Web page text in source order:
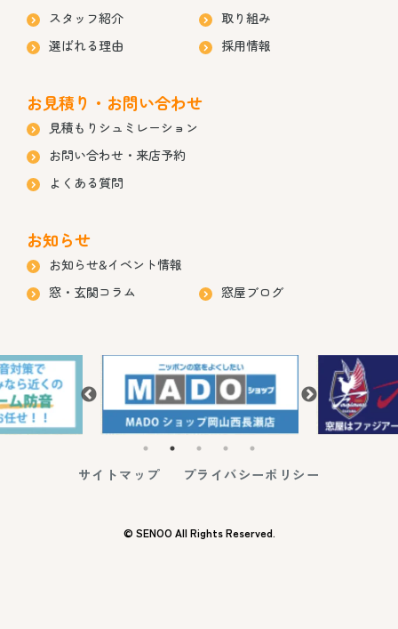
スタッフ紹介
取り組み
選ばれる理由
採用情報
お見積り・お問い合わせ
見積もりシュミレーション
お問い合わせ・来店予約
よくある質問
お知らせ
お知らせ&イベント情報
窓・玄関コラム
窓屋ブログ
サイトマップ プライバシーポリシー
© SENOO All Rights Reserved.